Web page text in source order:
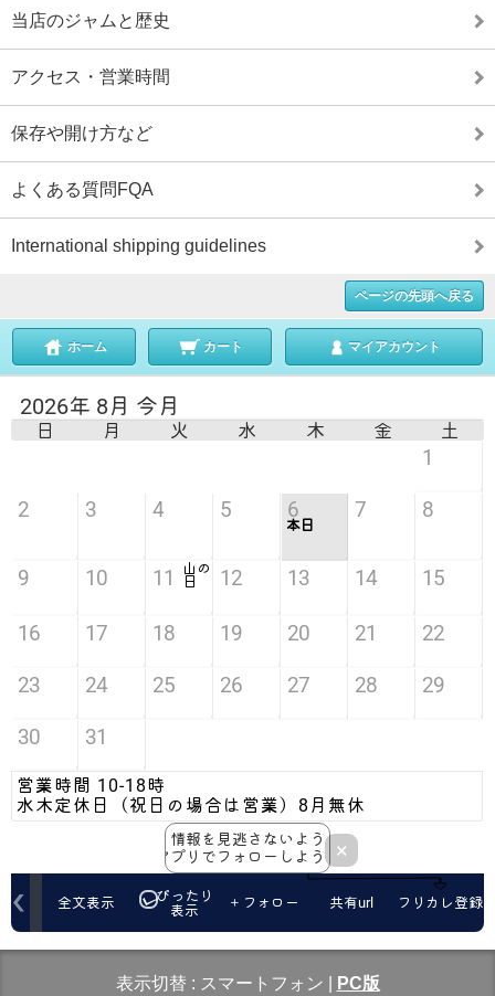
当店のジャムと歴史
アクセス・営業時間
保存や開け方など
よくある質問FQA
International shipping guidelines
ページの先頭へ戻る
ホーム カート マイアカウント
表示切替 : スマートフォン PC版